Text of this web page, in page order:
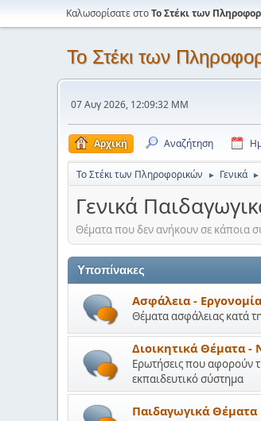
Καλωσορίσατε στοΤο Στέκι των
Το Στέκι των
07 Αυγ 2026, 12:09:32 ΜΜ
Αρχική Αναζήτηση
Το Στέκι των Πληροφορικών ► Γενικά ►
Γενικά
Θέματα που δεν ανήκουν σε κάποια
Υποπίνακες
Ασφάλεια - Εργονομία
Θέματα ασφάλειας κατά
Διοικητικά Θέματα -
Ερωτήσεις που αφορούν
εκπαιδευτικό σύστημα
Παιδαγωγικά Θέματα